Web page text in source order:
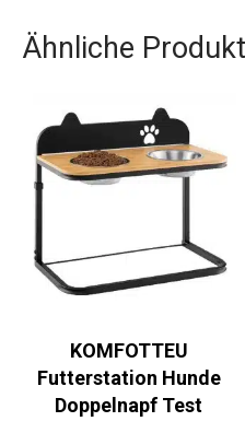
Ähnliche
KOMFOTTEU
Futterstation Hunde
Doppelnapf Test